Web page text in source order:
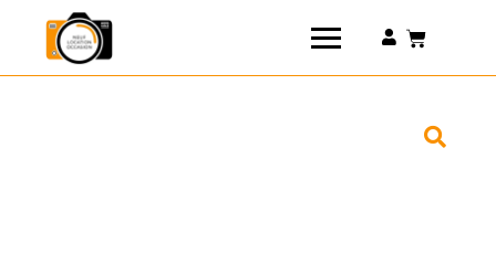
Connexion